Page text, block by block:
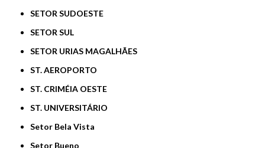
SETOR SUDOESTE
SETOR SUL
SETOR URIAS MAGALHÃES
ST. AEROPORTO
ST. CRIMÉIA OESTE
ST. UNIVERSITÁRIO
Setor Bela Vista
Setor Bueno